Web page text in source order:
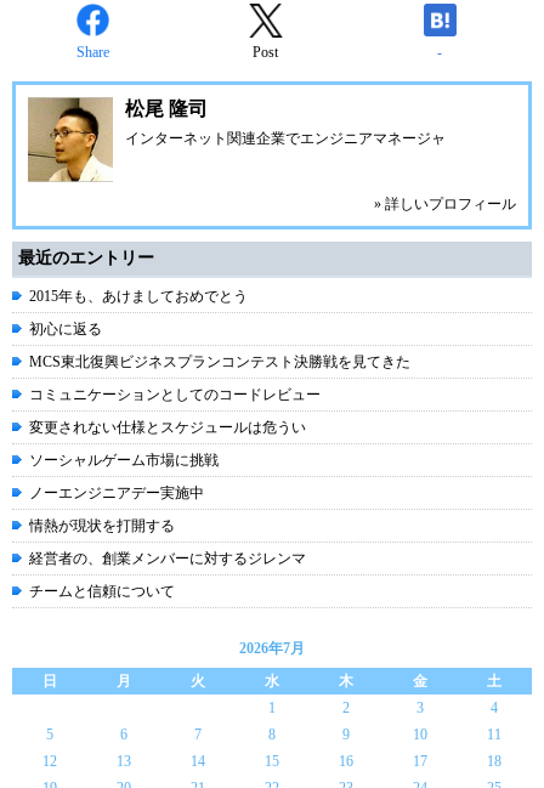
Share Post -
松尾 隆司
インターネット関連企業でエンジニアマネージャ
» 詳しいプロフィール
最近のエントリー
2015年も、あけましておめでとう
初心に返る
MCS東北復興ビジネスプランコンテスト決勝戦を見てきた
コミュニケーションとしてのコードレビュー
変更されない仕様とスケジュールは危うい
ソーシャルゲーム市場に挑戦
ノーエンジニアデー実施中
情熱が現状を打開する
経営者の、創業メンバーに対するジレンマ
チームと信頼について
2026年7月
日
月 火 水 木 金
土
1
2 3
4
5
6 7 8 9 10
11
12
13 14 15 16 17
18